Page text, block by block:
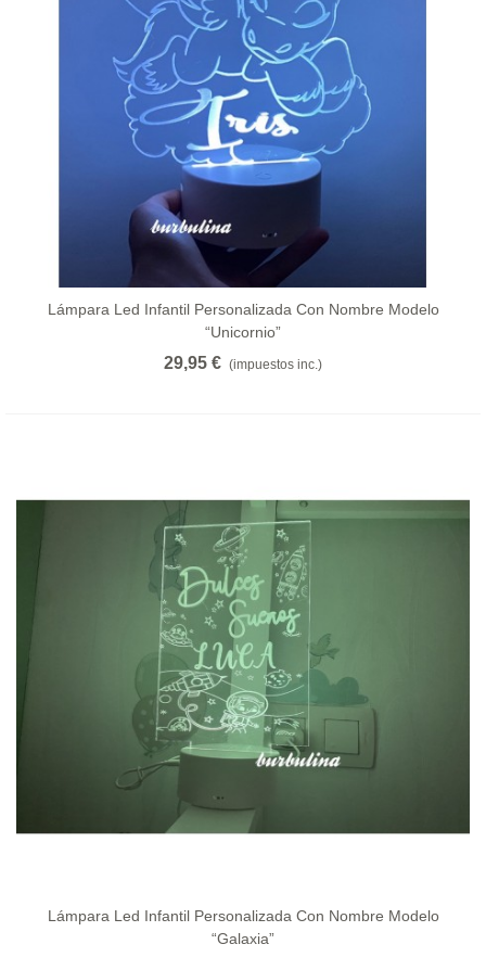
Lámpara Led Infantil Personalizada Con Nombre Modelo
“unicornio”
29,95 € (impuestos inc.)
Lámpara Led Infantil Personalizada Con Nombre Modelo
“galaxia”